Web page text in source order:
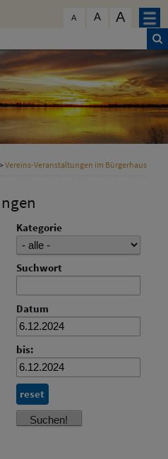
A A A
>Vereins-Veranstaltungen im Bürgerhaus
Kategorie
Suchwort
Datum
bis:
reset